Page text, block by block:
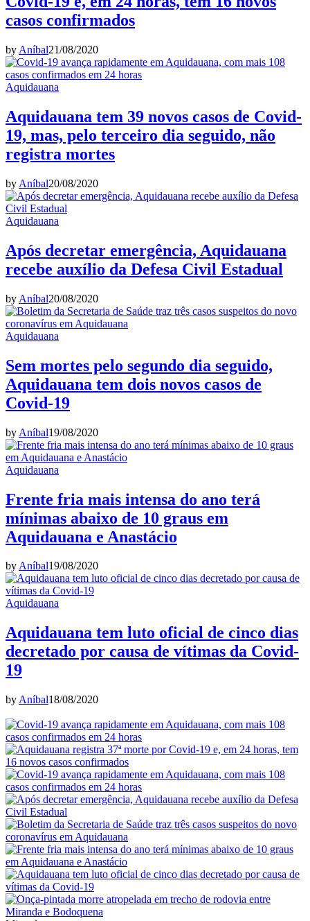
casos confirmados
by Aníbal21/08/2020
Aquidauana
Aquidauana tem 39 novos casos de Covid-
19, mas, pelo terceiro dia seguido, não
registra mortes
by Aníbal20/08/2020
Aquidauana
Após decretar emergência, Aquidauana
recebe auxílio da Defesa Civil Estadual
by Aníbal20/08/2020
Aquidauana
Sem mortes pelo segundo dia seguido,
Aquidauana tem dois novos casos de
Covid-19
by Aníbal19/08/2020
Aquidauana
Frente fria mais intensa do ano terá
mínimas abaixo de 10 graus em
Aquidauana e Anastácio
byAníbal19/08/2020
Aquidauana
Aquidauana tem luto oficial de cinco dias
decretado por causa de vítimas da Covid-
19
by Aníbal18/08/2020